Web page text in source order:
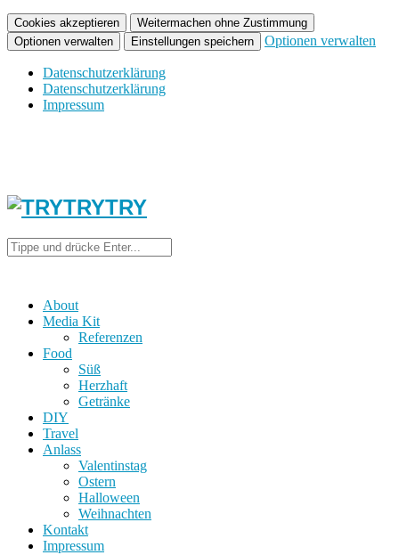
Cookies akzeptieren
Weitermachen ohne Zustimmung
Optionen verwalten
Einstellungen speichern Optionen verwalten
Datenschutzerklärung
Datenschutzerklärung
Impressum
About
Media Kit
Referenzen
Food
Süß
Herzhaft
Getränke
DIY
Travel
Anlass
Valentinstag
Ostern
Halloween
Weihnachten
Kontakt
Impressum